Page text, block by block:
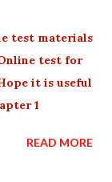
test materials
test for
it is useful
1
READ MORE